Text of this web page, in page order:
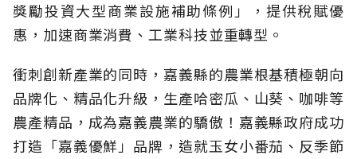
獎勵投資大型商業設施補助條例」，提供稅賦優
惠，加速商業消費、工業科技並重轉型。
衝刺創新產業的同時，嘉義縣的農業根基積極朝向
品牌化、精品化升級，生產哈密瓜、山葵、咖啡等
農產精品，成為嘉義農業的驕傲！嘉義縣政府成功
打造「嘉義優鮮」品牌，造就玉女小番茄、反季節